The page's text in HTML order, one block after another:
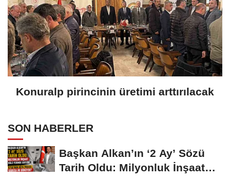
Konuralp pirincinin üretimi arttırılacak
SON HABERLER
Başkan Alkan’ın ‘2 Ay’ Sözü
Tarih Oldu: Milyonluk İnşaat